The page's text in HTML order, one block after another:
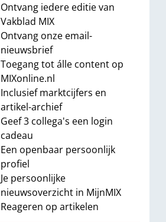
Ontvang iedere editie van
Vakblad MIX
Ontvang onze email-
nieuwsbrief
Toegang tot álle content op
MIXonline.nl
Inclusief marktcijfers en
artikel-archief
Geef 3 collega's een login
cadeau
Een openbaar persoonlijk
profiel
Je persoonlijke
nieuwsoverzicht in MijnMIX
Reageren op artikelen